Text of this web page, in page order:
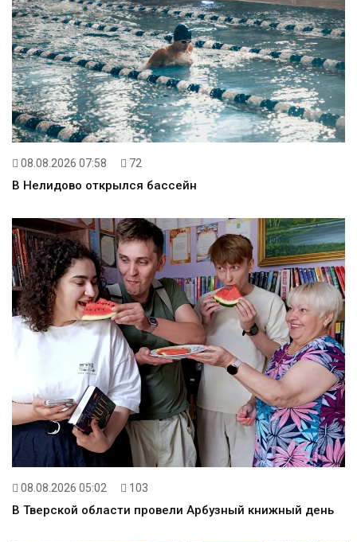
08.08.2026 07:58 72
В Нелидово открылся бассейн
08.08.2026 05:02 103
В Тверской области провели Арбузный книжный день